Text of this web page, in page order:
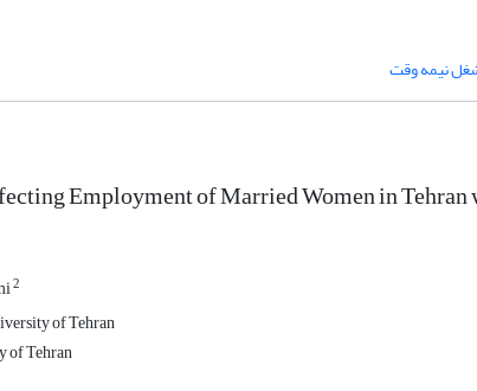
نیمه وقت
Employment of Married Women in
2
of Tehran
of Tehran